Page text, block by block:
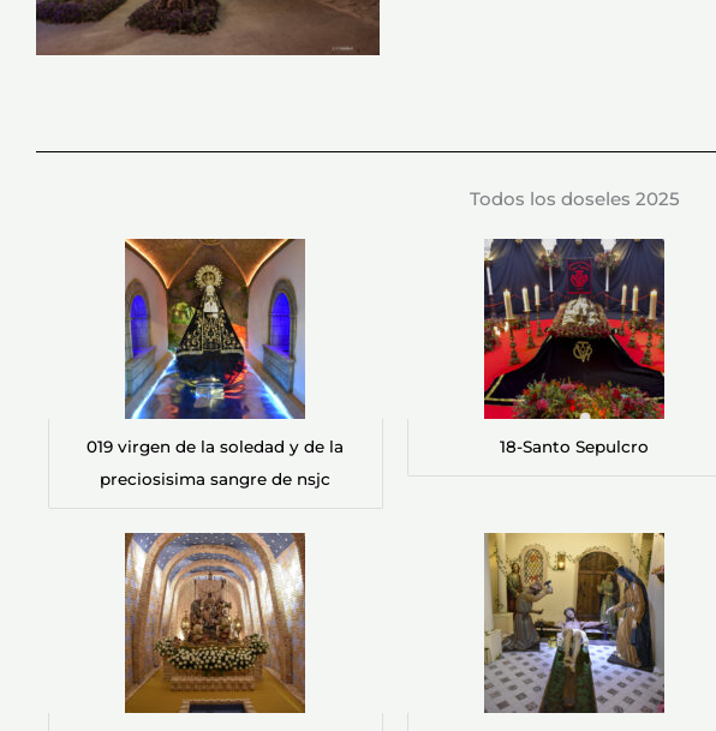
Todos los doseles 2025
019 virgen de la soledad y de la
preciosisima sangre de nsjc
18-Santo Sepulcro